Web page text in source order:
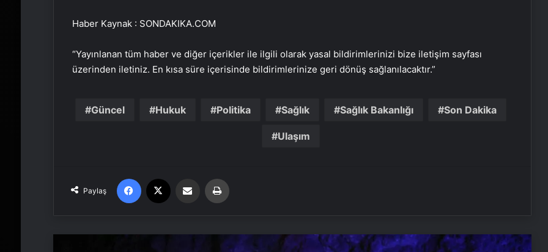
Haber Kaynak : SONDAKIKA.COM
“Yayınlanan tüm haber ve diğer içerikler ile ilgili olarak yasal bildirimlerinizi bize iletişim sayfası
üzerinden iletiniz. En kısa süre içerisinde bildirimlerinize geri dönüş sağlanılacaktır.”
Güncel Hukuk Politika Sağlık Sağlık Bakanlığı Son Dakika
Ulaşım
Paylaş
Facebook Email'den paylaş
Çankırı Kalesinde Uçuruma Düşen
Yaralandı